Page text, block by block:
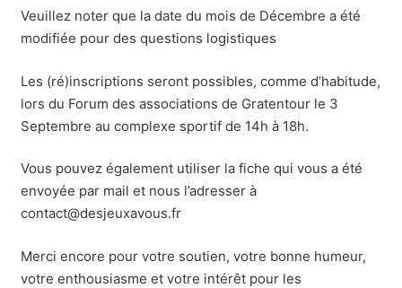
Veuillez noter que la date du mois de Décembre a été
modifiée pour des questions logistiques
Les (ré)inscriptions seront possibles, comme d’habitude,
lors du Forum des associations de Gratentour le 3
Septembre au complexe sportif de 14h à 18h.
Vous pouvez également utiliser la fiche qui vous a été
envoyée par mail et nous l’adresser à
contact@desjeuxavous.fr
Merci encore pour votre soutien, votre bonne humeur,
votre enthousiasme et votre intérêt pour les